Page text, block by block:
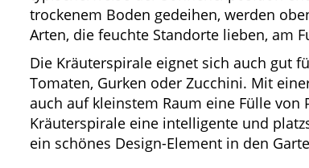
trockenem Boden gedeihen, werden
Arten, die feuchte Standorte lieben, am
Die Kräuterspirale eignet sich auch gut
Tomaten, Gurken oder Zucchini. Mit
auch auf kleinstem Raum eine Fülle
Kräuterspirale eine intelligente und
ein schönes Design-Element in den